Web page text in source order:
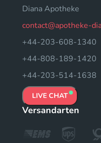
Diana Apotheke
contact@apotheke-
+44-203-608-1340
+44-808-189-1420
+44-203-514-1638
LIVE CHAT
Versandarten